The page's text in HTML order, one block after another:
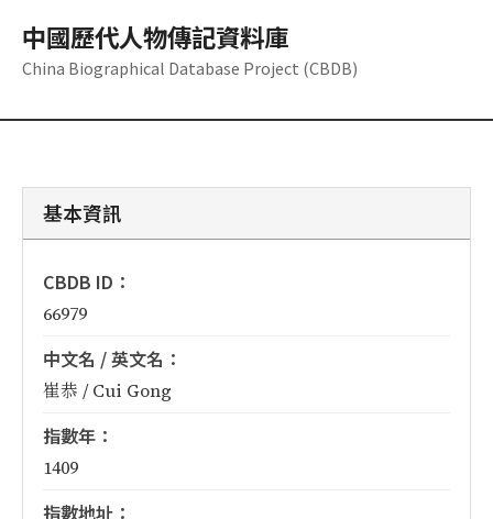
中國歷代人物傳記資料庫
China Biographical Database Project (CBDB)
基本資訊
CBDB ID：
66979
中文名 / 英文名：
崔恭 / Cui Gong
指數年：
1409
指數地址：